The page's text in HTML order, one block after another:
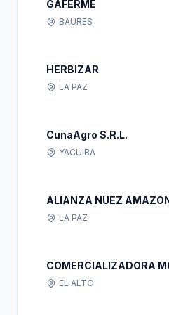
GAFERME
BAURES
HERBIZAR
LA PAZ
CunaAgro S.R.L.
YACUIBA
ALIANZA NUEZ
LA PAZ
COMERCIALIZADORA
EL ALTO